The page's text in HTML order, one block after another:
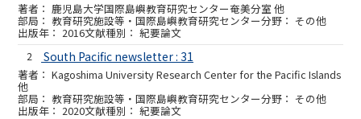
鹿児島大学国際島嶼教育研究センター奄美分室 他
教育研究施設等・国際島嶼教育研究センター その他
2016
紀要論文
2
South Pacific newsletter : 31
Kagoshima University Research Center for the Pacific Islands
他
教育研究施設等・国際島嶼教育研究センター その他
2020
紀要論文